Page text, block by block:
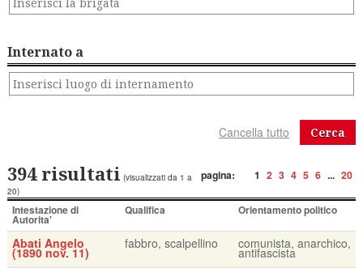
Internato a
Cerca
pagina: 1 2 3 4 5 6 ... 20
394 risultati (visualizzati da 1 a
20)
Intestazione di
Autorita'
Qualifica Orientamento politico
Abati Angelo
(1890 nov. 11)
fabbro, scalpellino comunista, anarchico,
antifascista